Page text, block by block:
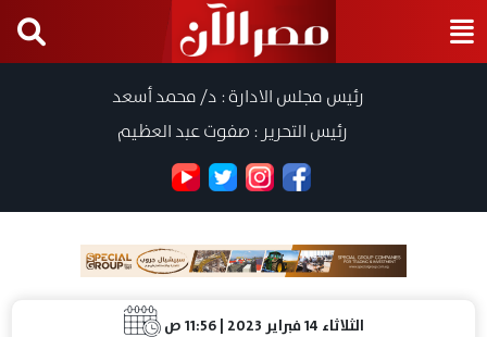
رئيس مجلس الادارة : د/ محمد أسعد
رئيس التحرير : صفوت عبد العظيم
الثلاثاء 14 فبراير 2023 | 11:56 ص